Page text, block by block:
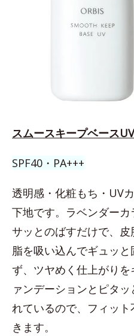
スムースキープベースUV
SPF40・PA+++
透明感・化粧もち・UV
下地です。ラベンダーカ
サッとのばすだけで、
脂を吸い込んでギュッ
ず、ツヤめく仕上がり
ァンデーションとピタ
れているので、フィッ
きます。